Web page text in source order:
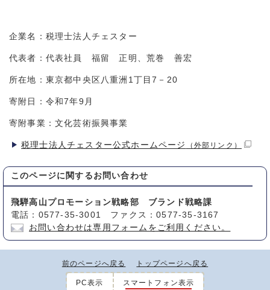
企業名：税理士法人チェスター
代表者：代表社員 福留 正明、荒巻 善宏
所在地：東京都中央区八重洲1丁目7－20
寄附日：令和7年9月
寄附事業：文化芸術振興事業
税理士法人チェスター公式ホームページ （外部リンク）
このページに関する お問い合わせ
飛騨高山プロモーション戦略部 ブランド戦略課
電話：0577-35-3001 ファクス：0577-35-3167
お問い合わせは専用フォームをご利用ください。
前のページへ戻る トップページへ戻る
PC表示 スマートフォン表示